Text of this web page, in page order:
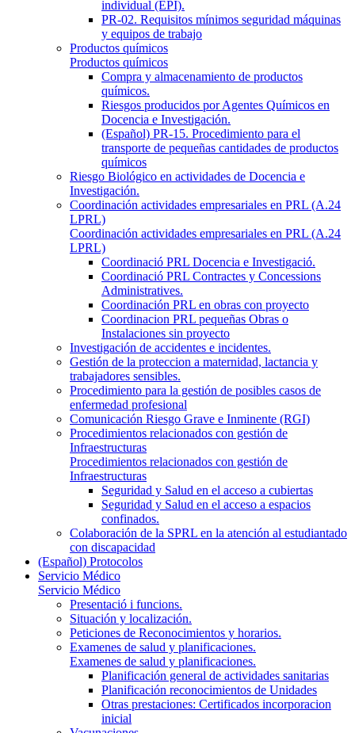
individual (EPI).
PR-02. Requisitos mínimos seguridad máquinas
y equipos de trabajo
Productos químicos
Productos químicos
Compra y almacenamiento de productos
químicos.
Riesgos producidos por Agentes Químicos en
Docencia e Investigación.
(Español) PR-15. Procedimiento para el
transporte de pequeñas cantidades de productos
químicos
Riesgo Biológico en actividades de Docencia e
Investigación.
Coordinación actividades empresariales en PRL (A.24
LPRL)
Coordinación actividades empresariales en PRL (A.24
LPRL)
Coordinació PRL Docencia e Investigació.
Coordinació PRL Contractes y Concessions
Administratives.
Coordinación PRL en obras con proyecto
Coordinacion PRL pequeñas Obras o
Instalaciones sin proyecto
Investigación de accidentes e incidentes.
Gestión de la proteccion a maternidad, lactancia y
trabajadores sensibles.
Procedimiento para la gestión de posibles casos de
enfermedad profesional
Comunicación Riesgo Grave e Inminente (RGI)
Procedimientos relacionados con gestión de
Infraestructuras
Procedimientos relacionados con gestión de
Infraestructuras
Seguridad y Salud en el acceso a cubiertas
Seguridad y Salud en el acceso a espacios
confinados.
Colaboración de la SPRL en la atención al estudiantado
con discapacidad
(Español) Protocolos
Servicio Médico
Servicio Médico
Presentació i funcions.
Situación y localización.
Peticiones de Reconocimientos y horarios.
Examenes de salud y planificaciones.
Examenes de salud y planificaciones.
Planificación general de actividades sanitarias
Planificación reconocimientos de Unidades
Otras prestaciones: Certificados incorporacion
inicial